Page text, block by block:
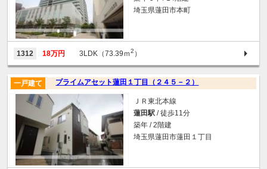
埼玉県蓮田市本町
1312 18万円 3LDK（73.39ｍ2 ）
プライムアセット蓮田１丁目（２４５－２）
一戸建て
ＪＲ東北本線
蓮田駅 / 徒歩11分
築年 / 2階建
埼玉県蓮田市蓮田１丁目